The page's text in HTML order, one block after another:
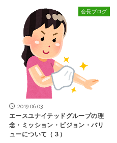
会長ブログ
2019.06.03
エースユナイテッドグループの理
念・ミッション・ビジョン・バリ
ューについて（３）